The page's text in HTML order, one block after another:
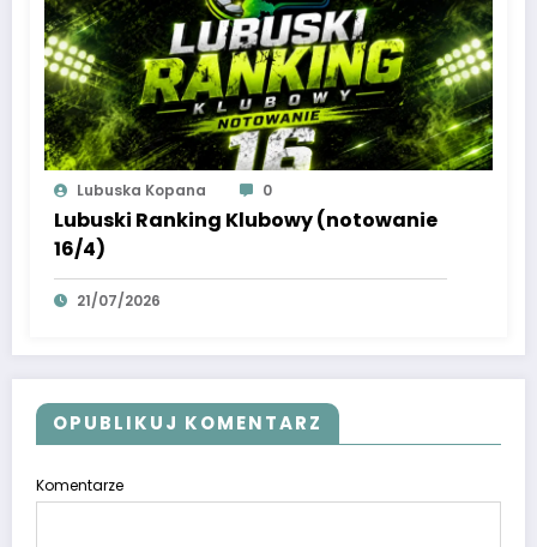
Lubuska Kopana 0
Lubuski Ranking Klubowy (notowanie
16/4)
21/07/2026
OPUBLIKUJ KOMENTARZ
Komentarze